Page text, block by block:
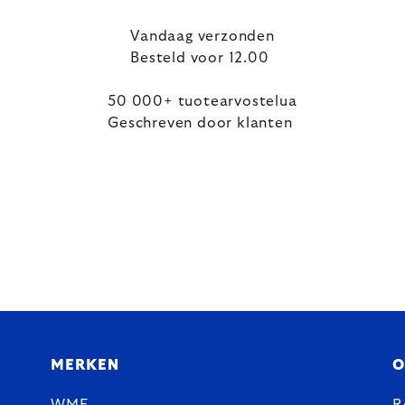
Vandaag verzonden
Besteld voor 12.00
50 000+ tuotearvostelua
Geschreven door klanten
MERKEN